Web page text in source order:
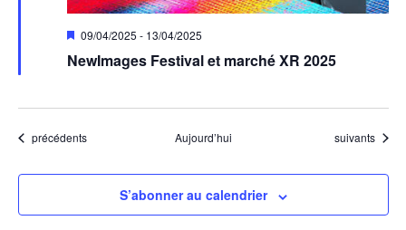
NewImages Festival et marché XR 2025
Mis
avant
09/04/2025 - 13/04/2025
Évènements
précédents Aujourd’hui Évènements
suivants
S’abonner au calendrier